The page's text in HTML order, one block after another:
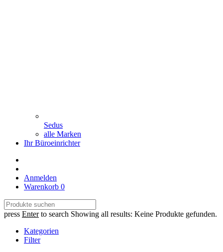
Sedus
alle Marken
Ihr Büroeinrichter
Anmelden
Warenkorb 0
press Enterto search Showing all results: Keine Produkte gefunden.
Kategorien
Filter